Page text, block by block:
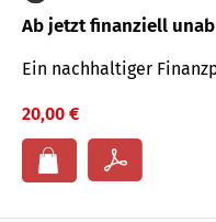
Ab jetzt finanziell
Ein nachhaltiger
20,00 €